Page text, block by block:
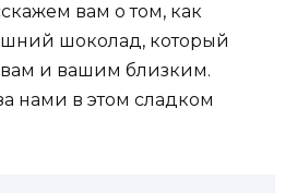
вам о том, как
шоколад, который
вам и вашим близким.
нами в этом сладком